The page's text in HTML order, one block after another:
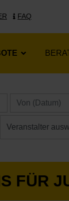
FAQ
FÜR